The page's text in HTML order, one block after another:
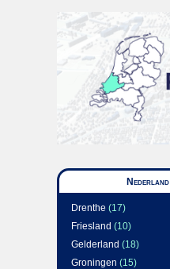
Nederland
Drenthe (17)
Friesland (10)
Gelderland (18)
Groningen (15)